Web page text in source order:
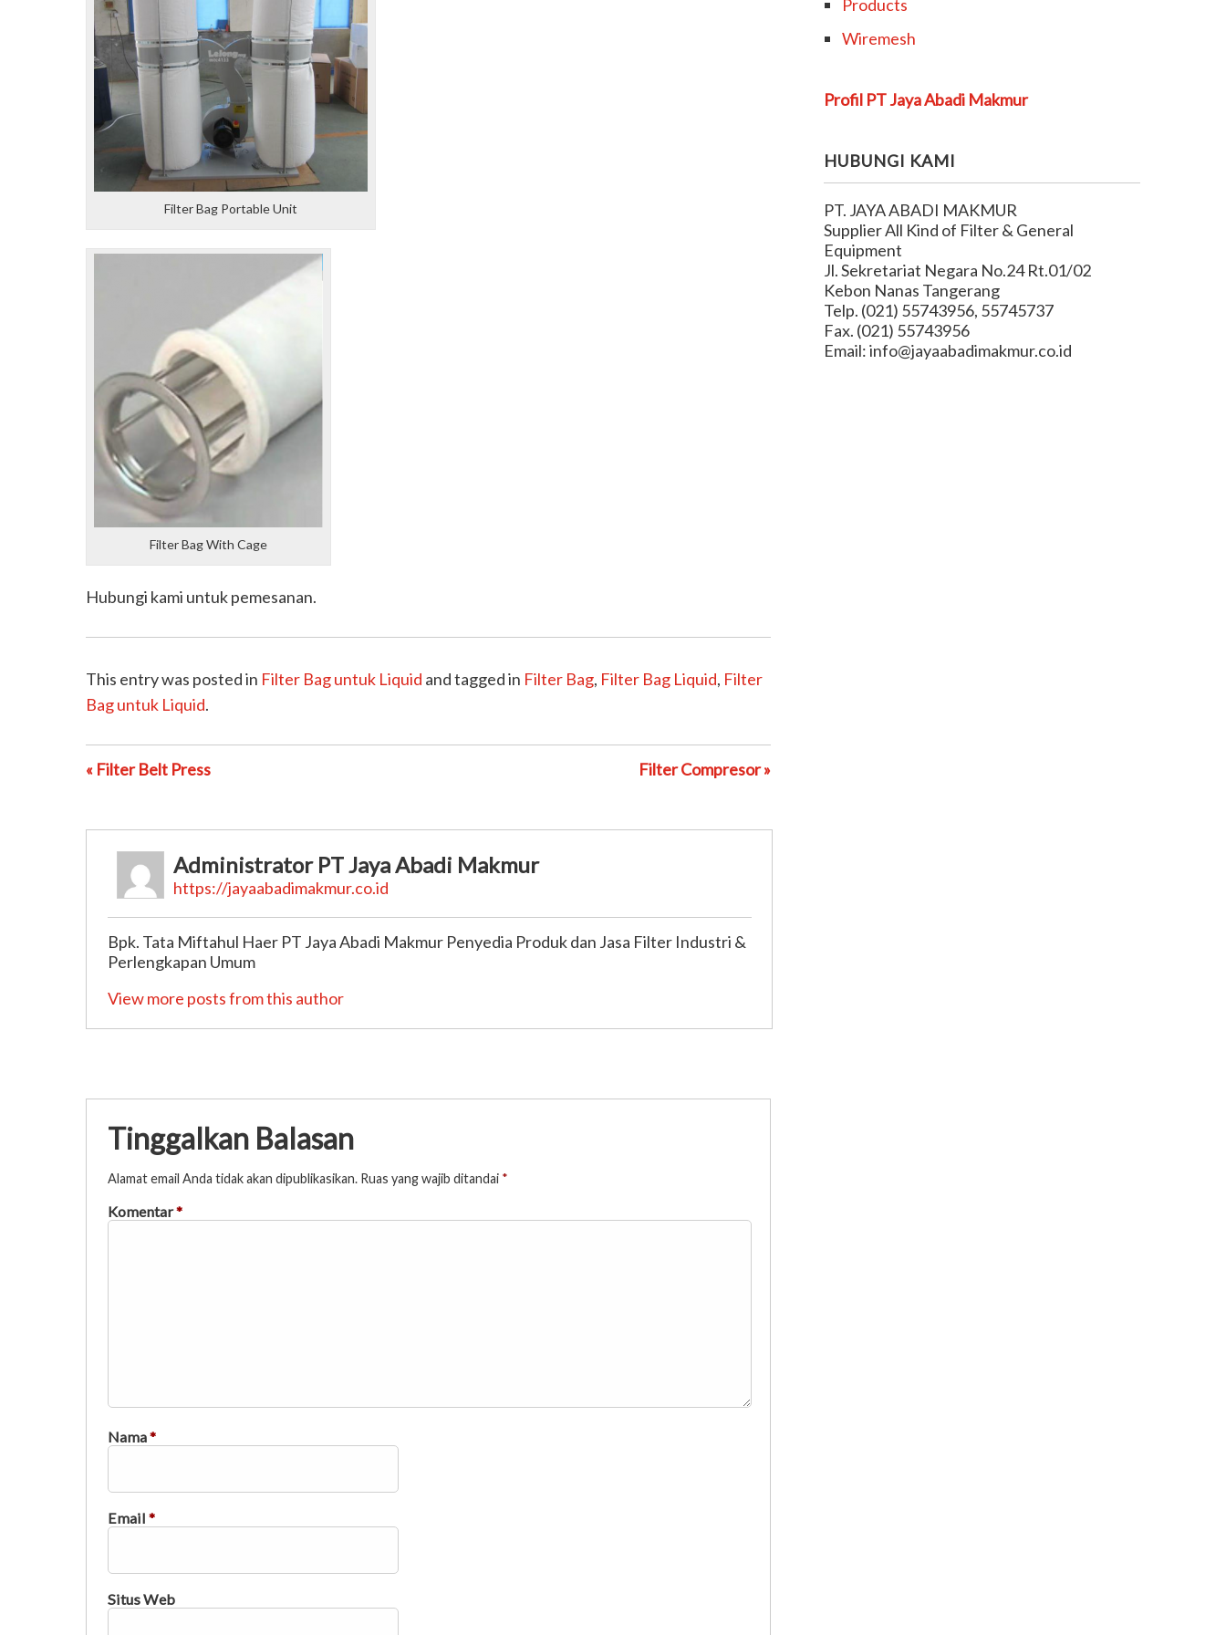
Filter Bag Portable Unit
Filter Bag With Cage
Hubungi kami untuk pemesanan.
This entry was posted in Filter Bag untuk Liquid and tagged in Filter Bag, Filter Bag Liquid, Filter
Bag untuk Liquid.
« Filter Belt Press Filter Compresor »
Administrator PT Jaya Abadi Makmur
https://jayaabadimakmur.co.id
Bpk. Tata Miftahul Haer PT Jaya Abadi Makmur Penyedia Produk dan Jasa Filter Industri &
Perlengkapan Umum
View more posts from this author
Tinggalkan Balasan
Alamat email Anda tidak akan dipublikasikan. Ruas yang wajib ditandai *
Komentar*
Nama*
Email *
Situs Web
Products
Wiremesh
Profil PT Jaya Abadi Makmur
HUBUNGI KAMI
PT. JAYA ABADI MAKMUR
Supplier All Kind of Filter & General
Equipment
Jl. Sekretariat Negara No.24 Rt.01/02
Kebon Nanas Tangerang
Telp. (021) 55743956, 55745737
Fax. (021) 55743956
Email: info@jayaabadimakmur.co.id